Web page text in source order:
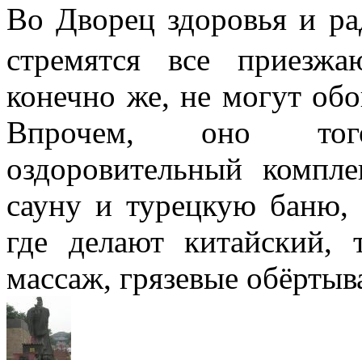
Во Дворец здоровья и
стремятся все
конечно же, не могут
Впрочем, оно
оздоровительный
сауну и турецкую баню,
где делают китайский,
массаж, грязевые